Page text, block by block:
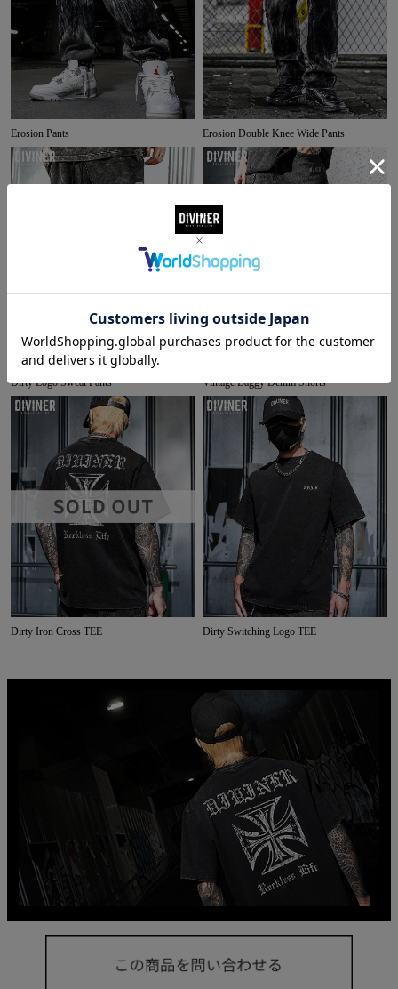
Erosion Pants Erosion Double Knee Wide Pants
Dirty Logo Sweat Pants Vintage Baggy Denim Shorts
Dirty Iron Cross TEE Dirty Switching Logo TEE